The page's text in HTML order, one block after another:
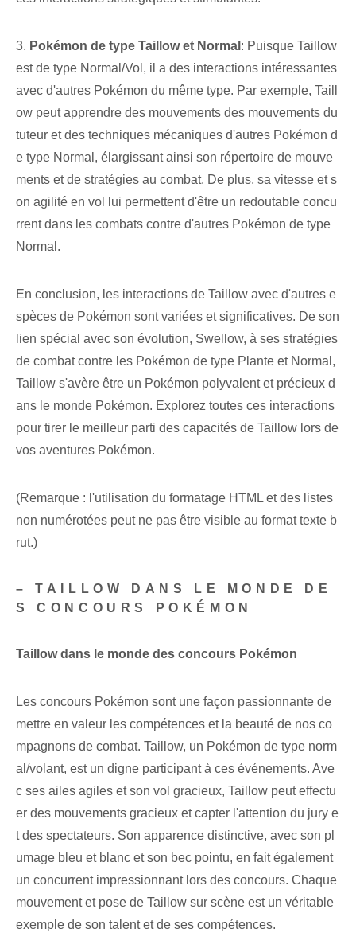
3. Pokémon de type Taillow et Normal : Puisque ​Taillow⁢
est de type Normal/Vol, il a des interactions intéressantes
avec d'autres Pokémon du même type. Par exemple, Taill
ow peut apprendre des mouvements des mouvements du
tuteur et des techniques mécaniques d'autres Pokémon d
e type Normal, élargissant ainsi son répertoire de mouve
ments et de stratégies au combat. De plus, sa vitesse et s
on agilité en vol lui permettent d'être un redoutable concu
rrent dans les combats contre d'autres Pokémon de type
Normal.
En conclusion, les interactions de Taillow avec d'autres e
spèces de Pokémon sont variées et significatives. De son
lien spécial avec son évolution, Swellow, à ses stratégies
de combat contre les Pokémon de type Plante⁢ et Normal,
Taillow s'avère être un Pokémon polyvalent et précieux d
ans le monde Pokémon. Explorez toutes ces interactions
pour tirer le meilleur parti des capacités de Taillow lors de
vos aventures Pokémon.
(Remarque : l'utilisation du formatage HTML et des listes
non numérotées peut ne pas être visible au format texte b
rut.)
– TAILLOW DANS LE MONDE DE
S CONCOURS POKÉMON
Taillow ⁢dans le monde‍ des concours Pokémon
Les concours Pokémon sont une façon passionnante de
mettre en valeur les compétences et la beauté de nos co
mpagnons de combat. Taillow, un Pokémon de type norm
al/volant, est un digne participant à ces événements. Ave
c ses ailes agiles et son vol gracieux, Taillow peut effectu
er des mouvements gracieux et capter l'attention du jury e
t des spectateurs. Son apparence distinctive, avec son pl
umage bleu et blanc et son bec pointu, en fait également
un concurrent impressionnant lors des concours. Chaque
mouvement et pose de Taillow sur scène est un véritable
exemple de son talent et de ses compétences.